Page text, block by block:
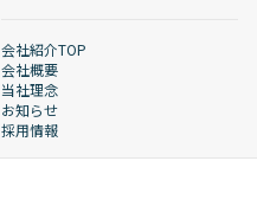
会社紹介TOP
会社概要
当社理念
お知らせ
採用情報